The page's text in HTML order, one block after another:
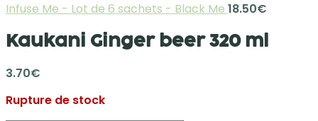
Infuse Me - Lot de 6 sachets - Black Me 18.50€
Kaukani Ginger beer 320 ml
3.70€
Rupture de stock